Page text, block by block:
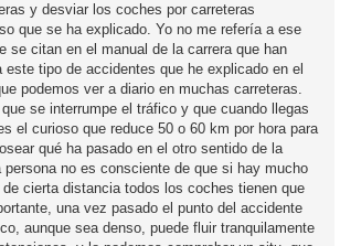
y desviar los coches por carreteras
que se ha explicado. Yo no me refería a ese
se citan en el manual de la carrera que han
este tipo de accidentes que he explicado en el
podemos ver a diario en muchas carreteras.
se interrumpe el tráfico y que cuando llegas
el curioso que reduce 50 o 60 km por hora para
qué ha pasado en el otro sentido de la
no es consciente de que si hay mucho
cierta distancia todos los coches tienen que
una vez pasado el punto del accidente
aunque sea denso, puede fluir tranquilamente